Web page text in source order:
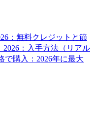
：無料クレジットと節
2026：入手方法（リアル
で購入：2026年に最大